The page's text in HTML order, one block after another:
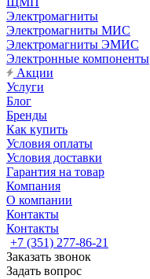
Электромагниты
Электромагниты МИС
Электромагниты ЭМИС
Электронные компоненты
Акции
Услуги
Блог
Бренды
Как купить
Условия оплаты
Условия доставки
Гарантия на товар
Компания
О компании
Контакты
Контакты
+7 (351) 277-86-21
Заказать звонок
Задать вопрос